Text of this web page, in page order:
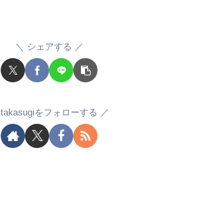
シェアする
takasugiをフォローする